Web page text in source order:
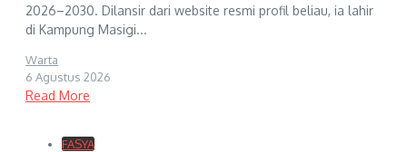
2026–2030. Dilansir dari website resmi profil beliau, ia lahir
di Kampung Masigi...
Warta
6 Agustus 2026
Read More
FASYA